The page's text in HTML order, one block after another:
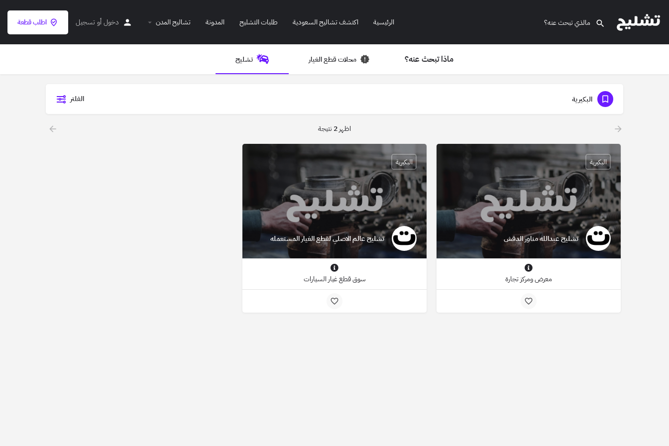
الرئيسية اكتشف تشاليح السعودية طلبات التشليح المدونة تشاليح المدن دخولأوتسجيل اطلب قطعة
ماذا تبحث عنه؟ محلات قطع الغيار تشليح
البكيرية الفلتر
اظهر2 نتيجة
تشليح عبدالله مناور الدقش
البكيرية
معرض ومركز تجارة
تشليح عالم الاصلي لقطع الغيار المستعمله
البكيرية
سوق قطع غيار السيارات